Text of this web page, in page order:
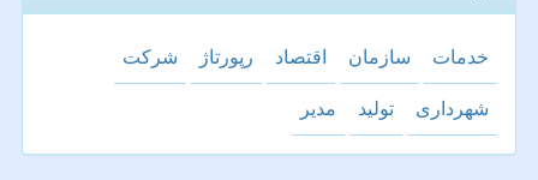
خدمات سازمان اقتصاد رپورتاژ شركت
شهرداری تولید مدیر